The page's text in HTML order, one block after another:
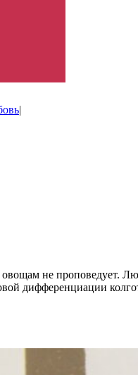
|
не проповедует.
дифференциации